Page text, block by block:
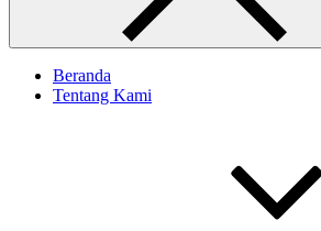
Beranda
Tentang Kami